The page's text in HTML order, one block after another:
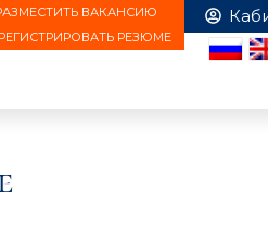
ВАКАНСИЮ
РЕЗЮМЕ